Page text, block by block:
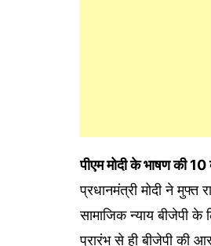
पीएम मोदी के भाषण की
प्रधानमंत्री मोदी ने मुफ्त
सामाजिक न्याय बीजेपी
प्रारंभ से ही बीजेपी की